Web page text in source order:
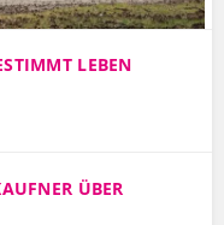
LEBEN
ÜBER